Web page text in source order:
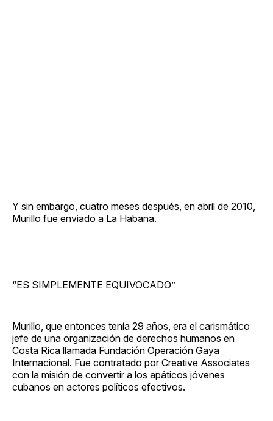
Y sin embargo, cuatro meses después, en abril de 2010,
Murillo fue enviado a La Habana.
“ES SIMPLEMENTE EQUIVOCADO”
Murillo, que entonces tenía 29 años, era el carismático
jefe de una organización de derechos humanos en
Costa Rica llamada Fundación Operación Gaya
Internacional. Fue contratado por Creative Associates
con la misión de convertir a los apáticos jóvenes
cubanos en actores políticos efectivos.